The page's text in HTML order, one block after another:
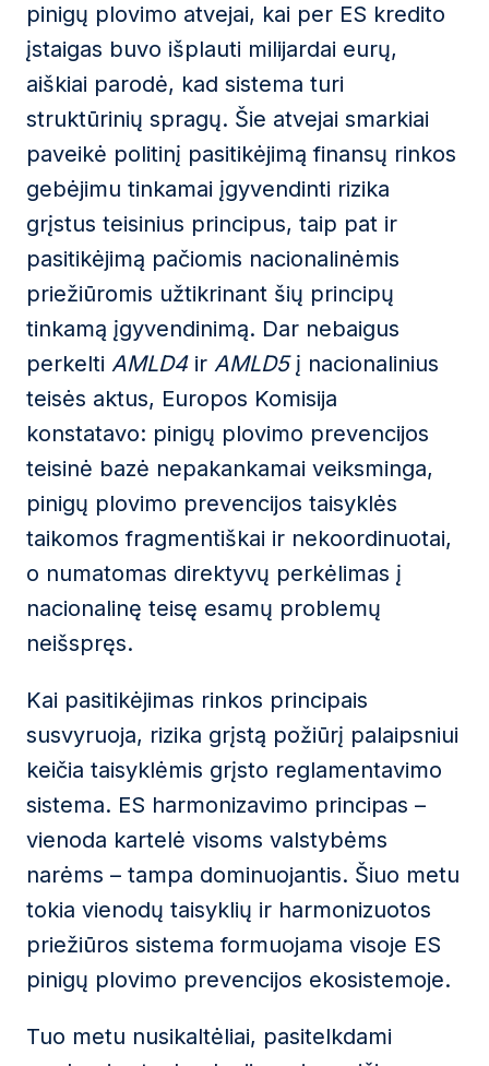
pinigų plovimo atvejai, kai per ES kredito
įstaigas buvo išplauti milijardai eurų,
aiškiai parodė, kad sistema turi
struktūrinių spragų. Šie atvejai smarkiai
paveikė politinį pasitikėjimą finansų rinkos
gebėjimu tinkamai įgyvendinti rizika
grįstus teisinius principus, taip pat ir
pasitikėjimą pačiomis nacionalinėmis
priežiūromis užtikrinant šių principų
tinkamą įgyvendinimą. Dar nebaigus
perkelti AMLD4ir AMLD5į nacionalinius
teisės aktus, Europos Komisija
konstatavo: pinigų plovimo prevencijos
teisinė bazė nepakankamai veiksminga,
pinigų plovimo prevencijos taisyklės
taikomos fragmentiškai ir nekoordinuotai,
o numatomas direktyvų perkėlimas į
nacionalinę teisę esamų problemų
neišspręs.
Kai pasitikėjimas rinkos principais
susvyruoja, rizika grįstą požiūrį palaipsniui
keičia taisyklėmis grįsto reglamentavimo
sistema. ES harmonizavimo principas –
vienoda kartelė visoms valstybėms
narėms – tampa dominuojantis. Šiuo metu
tokia vienodų taisyklių ir harmonizuotos
priežiūros sistema formuojama visoje ES
pinigų plovimo prevencijos ekosistemoje.
Tuo metu nusikaltėliai, pasitelkdami